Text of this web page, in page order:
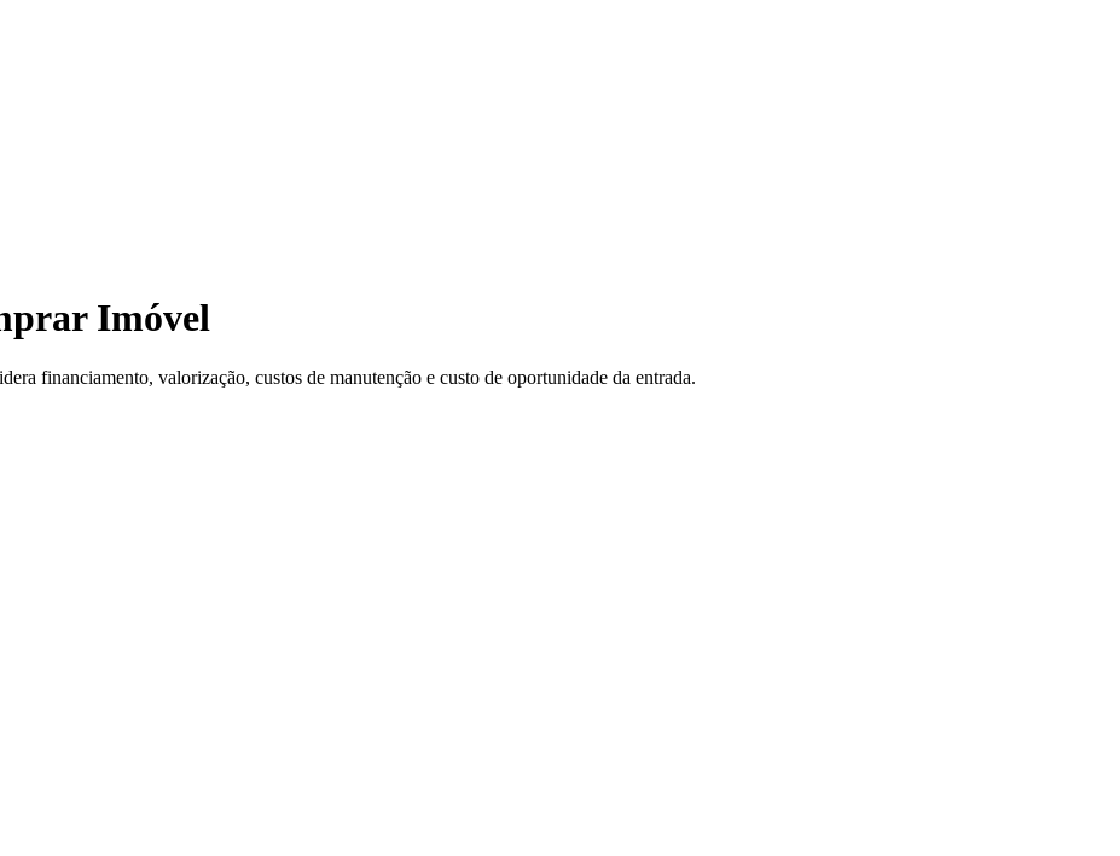
Imóvel
financiamento, valorização, custos de manutenção e custo de oportunidade da entrada.